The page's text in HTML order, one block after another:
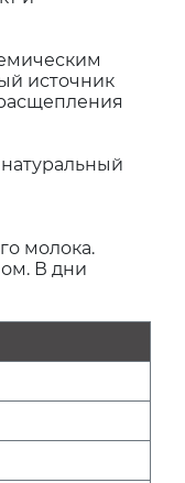
источник
молока.
В дни